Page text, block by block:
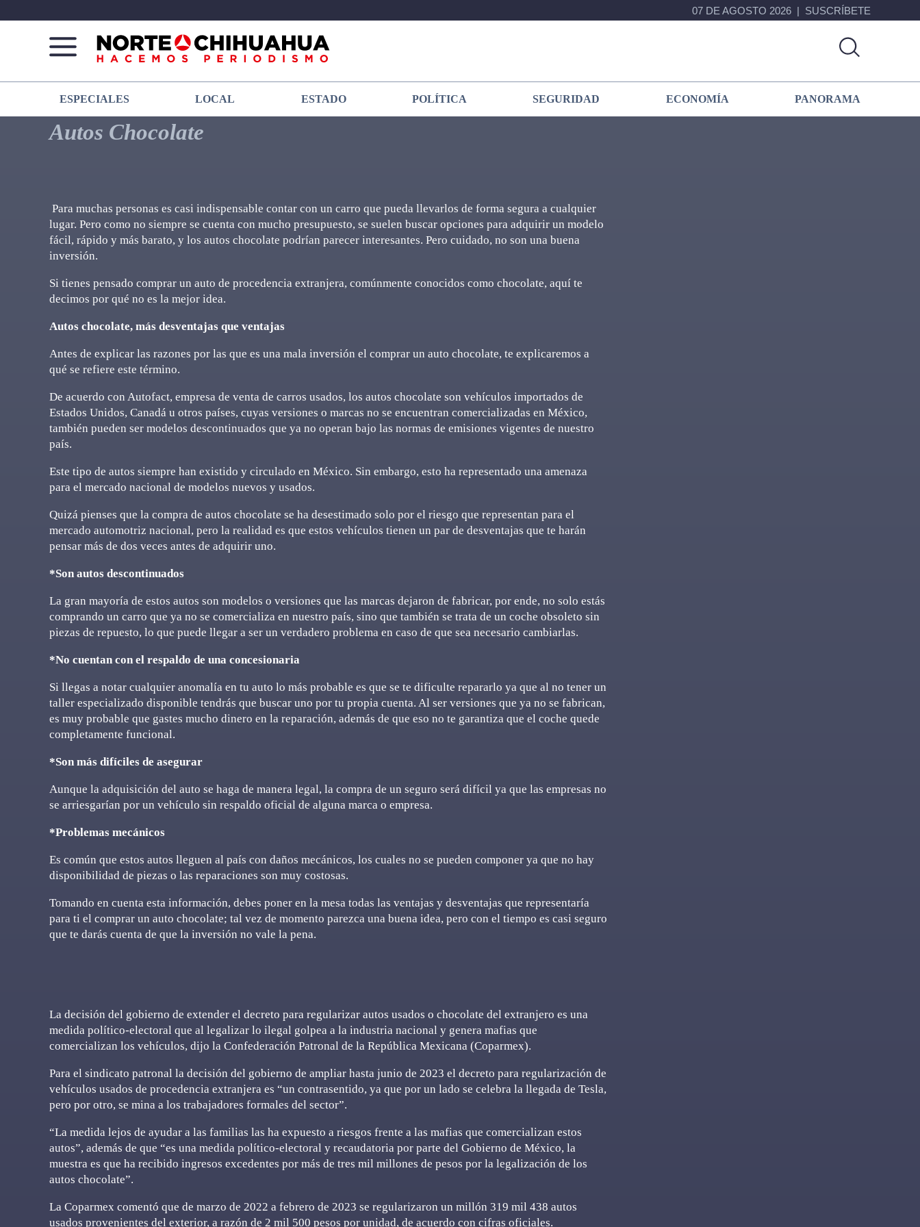
07 DE AGOSTO 2026 SUSCRÍBETE
Norte
De
Chihuahua
Más
que
noticias,
hacemos periodismo
ESPECIALES LOCAL ESTADO POLÍTICA SEGURIDAD ECONOMÍA PANORAMA
Autos Chocolate
Para muchas personas es casi indispensable contar con un carro que pueda llevarlos de forma segura a cualquier
lugar. Pero como no siempre se cuenta con mucho presupuesto, se suelen buscar opciones para adquirir un modelo
fácil, rápido y más barato, y los autos chocolate podrían parecer interesantes. Pero cuidado, no son una buena
inversión.
Si tienes pensado comprar un auto de procedencia extranjera, comúnmente conocidos como chocolate, aquí te
decimos por qué no es la mejor idea.
Autos chocolate, más desventajas que ventajas
Antes de explicar las razones por las que es una mala inversión el comprar un auto chocolate, te explicaremos a
qué se refiere este término.
De acuerdo con Autofact, empresa de venta de carros usados, los autos chocolate son vehículos importados de
Estados Unidos, Canadá u otros países, cuyas versiones o marcas no se encuentran comercializadas en México,
también pueden ser modelos descontinuados que ya no operan bajo las normas de emisiones vigentes de nuestro
país.
Este tipo de autos siempre han existido y circulado en México. Sin embargo, esto ha representado una amenaza
para el mercado nacional de modelos nuevos y usados.
Quizá pienses que la compra de autos chocolate se ha desestimado solo por el riesgo que representan para el
mercado automotriz nacional, pero la realidad es que estos vehículos tienen un par de desventajas que te harán
pensar más de dos veces antes de adquirir uno.
*Son autos descontinuados
La gran mayoría de estos autos son modelos o versiones que las marcas dejaron de fabricar, por ende, no solo estás
comprando un carro que ya no se comercializa en nuestro país, sino que también se trata de un coche obsoleto sin
piezas de repuesto, lo que puede llegar a ser un verdadero problema en caso de que sea necesario cambiarlas.
*No cuentan con el respaldo de una concesionaria
Si llegas a notar cualquier anomalía en tu auto lo más probable es que se te dificulte repararlo ya que al no tener un
taller especializado disponible tendrás que buscar uno por tu propia cuenta. Al ser versiones que ya no se fabrican,
es muy probable que gastes mucho dinero en la reparación, además de que eso no te garantiza que el coche quede
completamente funcional.
*Son más difíciles de asegurar
Aunque la adquisición del auto se haga de manera legal, la compra de un seguro será difícil ya que las empresas no
se arriesgarían por un vehículo sin respaldo oficial de alguna marca o empresa.
*Problemas mecánicos
Es común que estos autos lleguen al país con daños mecánicos, los cuales no se pueden componer ya que no hay
disponibilidad de piezas o las reparaciones son muy costosas.
Tomando en cuenta esta información, debes poner en la mesa todas las ventajas y desventajas que representaría
para ti el comprar un auto chocolate; tal vez de momento parezca una buena idea, pero con el tiempo es casi seguro
que te darás cuenta de que la inversión no vale la pena.
La decisión del gobierno de extender el decreto para regularizar autos usados o chocolate del extranjero es una
medida político-electoral que al legalizar lo ilegal golpea a la industria nacional y genera mafias que
comercializan los vehículos, dijo la Confederación Patronal de la República Mexicana (Coparmex).
Para el sindicato patronal la decisión del gobierno de ampliar hasta junio de 2023 el decreto para regularización de
vehículos usados de procedencia extranjera es “un contrasentido, ya que por un lado se celebra la llegada de Tesla,
pero por otro, se mina a los trabajadores formales del sector”.
“La medida lejos de ayudar a las familias las ha expuesto a riesgos frente a las mafias que comercializan estos
autos”, además de que “es una medida político-electoral y recaudatoria por parte del Gobierno de México, la
muestra es que ha recibido ingresos excedentes por más de tres mil millones de pesos por la legalización de los
autos chocolate”.
La Coparmex comentó que de marzo de 2022 a febrero de 2023 se regularizaron un millón 319 mil 438 autos
usados provenientes del exterior, a razón de 2 mil 500 pesos por unidad, de acuerdo con cifras oficiales.